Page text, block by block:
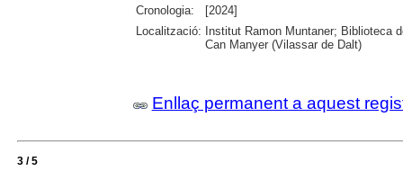
Cronologia:
[2024]
Localització: Institut Ramon Muntaner; Biblioteca
Can Manyer (Vilassar de Dalt)
Enllaç permanent a aquest
3 / 5